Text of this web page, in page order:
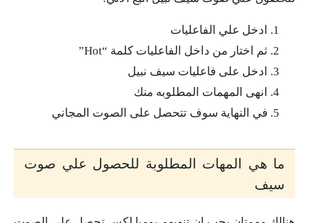
ادخل علي الفاعليات
ثم اختار من داخل الفاعليات كلمة “Hot”
ادخل على فاعليات سيف نبيل
انهى المهمات المطلوبه منك
في النهاية سوف تتحصل على الصوت المجاني
ما هي المهات المطلوبة للحصول علي صوت
سيف